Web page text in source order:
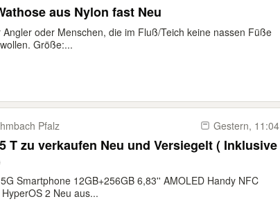
aus Nylon fast Neu
Angler oder Menschen, die im Fluß/Teich keine nassen Füße
Größe:...
Pfalz Gestern, 11:04
T zu verkaufen Neu und Versiegelt ( Inklusive
Smartphone 12GB+256GB 6,83'' AMOLED Handy NFC
2 Neu aus...